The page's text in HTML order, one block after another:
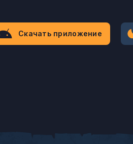
Скачать приложение